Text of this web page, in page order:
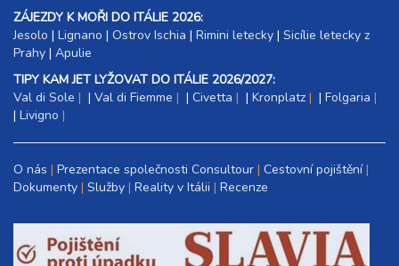
ZÁJEZDY K MOŘI DO ITÁLIE 2026:
Jesolo | Lignano | Ostrov Ischia | Rimini letecky | Sicílie letecky z
Prahy | Apulie
TIPY KAM JET LYŽOVAT DO ITÁLIE 2026/2027:
Val di Sole
| Val di Fiemme | Civetta | Kronplatz | Folgaria
| Livigno
O nás Prezentace společnosti Consultour Cestovní pojištění
Dokumenty Služby Reality v Itálii Recenze